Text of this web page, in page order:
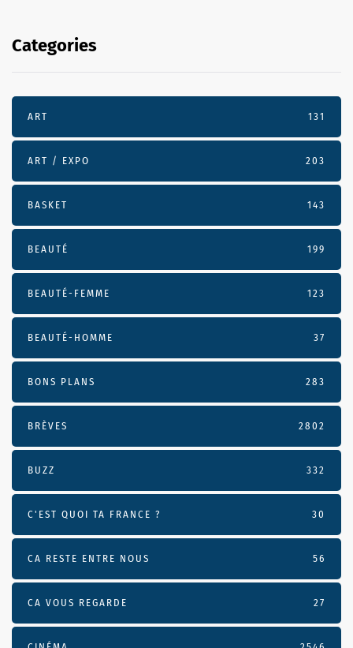
Categories
ART 131
ART / EXPO 203
BASKET 143
BEAUTÉ 199
BEAUTÉ-FEMME 123
BEAUTÉ-HOMME 37
BONS PLANS 283
BRÈVES 2802
BUZZ 332
C'EST QUOI TA FRANCE ? 30
CA RESTE ENTRE NOUS 56
CA VOUS REGARDE 27